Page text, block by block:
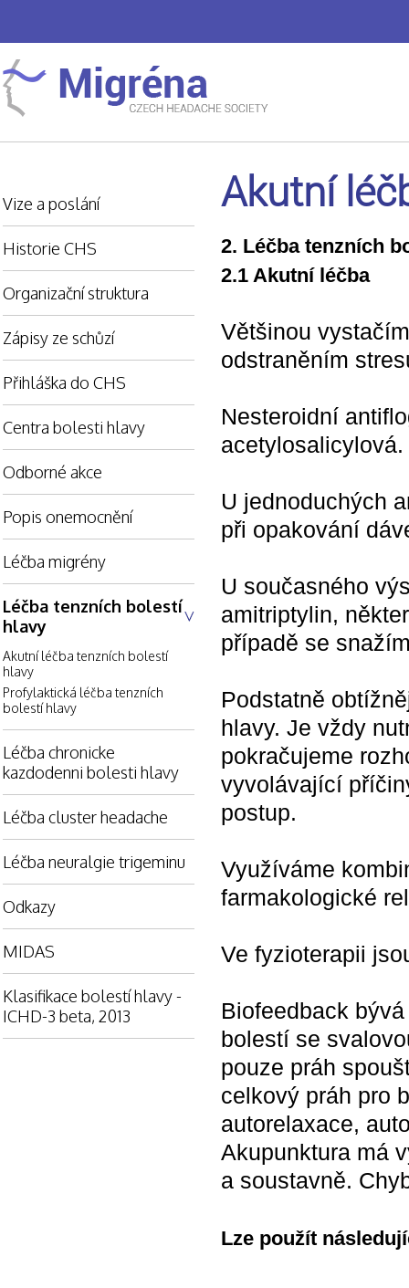
Akutní
2. Léčba tenzních
2.1 Akutní léčba
Většinou
odstraněním
Nesteroidní
U jednoduchých
při opakování
U současného
amitriptylin,
případě se
Podstatně
hlavy. Je vždy
pokračujeme
vyvolávající
postup.
Využíváme
farmakologické
Ve fyzioterapii
Biofeedback
bolestí se
pouze práh
celkový práh pro
autorelaxace,
Akupunktura má
a soustavně.
Lze použít
Vize a poslání
Historie CHS
Organizační struktura
Zápisy ze schůzí
Přihláška do CHS
Centra bolesti hlavy
Odborné akce
Popis onemocnění
Léčba migrény
Léčba tenzních bolestí
hlavy
Akutní léčba tenzních bolestí
hlavy
Profylaktická léčba tenzních
bolestí hlavy
Léčba chronicke
kazdodenni bolesti hlavy
Léčba cluster headache
Léčba neuralgie trigeminu
Odkazy
MIDAS
Klasifikace bolestí hlavy -
ICHD-3 beta, 2013